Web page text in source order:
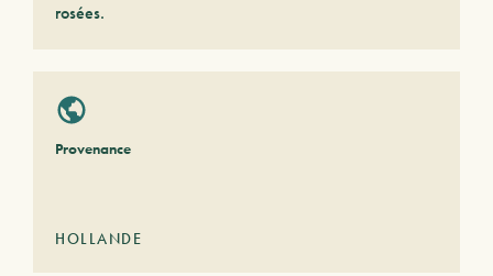
rosées.
Provenance
HOLLANDE